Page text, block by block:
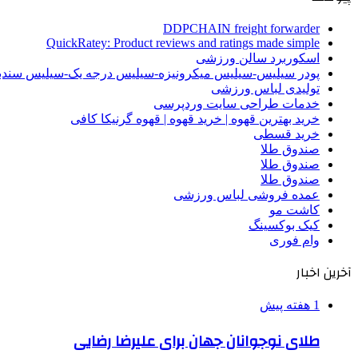
DDPCHAIN freight forwarder
QuickRatey: Product reviews and ratings made simple
اسکوربرد سالن ورزشی
پودر سیلیس-سیلیس میکرونیزه-سیلیس درجه یک-سیلیس
تولیدی لباس ورزشی
خدمات طراحی سایت وردپرسی
خرید بهترین قهوه | خرید قهوه | قهوه گرنیکا کافی
خرید قسطی
صندوق طلا
صندوق طلا
صندوق طلا
عمده فروشی لباس ورزشی
کاشت مو
کیک بوکسینگ
وام فوری
آخرین اخبار
1 هفته پیش
طلای نوجوانان جهان برای علیرضا رضایی